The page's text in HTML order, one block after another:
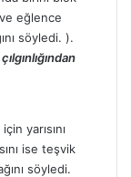
eğlence
söyledi. ).
yarısını
ise teşvik
söyledi.